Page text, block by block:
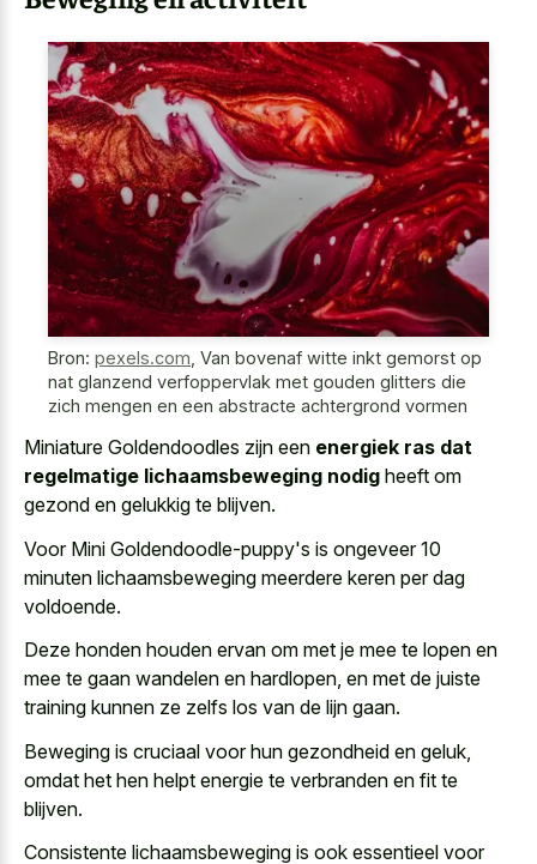
Bron: pexels.com Van bovenaf witte inkt gemorst op
nat glanzend verfoppervlak met gouden glitters die
zich mengen en een abstracte achtergrond vormen
Miniature Goldendoodles zijn een energiek ras dat
regelmatige lichaamsbeweging nodig heeft om
gezond en gelukkig te blijven.
Voor Mini Goldendoodle-puppy's is ongeveer 10
minuten lichaamsbeweging meerdere keren per dag
voldoende.
Deze honden houden ervan om met je mee te lopen en
mee te gaan wandelen en hardlopen, en met de juiste
training kunnen ze zelfs los van de lijn gaan.
Beweging is cruciaal voor hun gezondheid en geluk,
omdat het hen helpt energie te verbranden en fit te
blijven.
Consistente lichaamsbeweging is ook essentieel voor